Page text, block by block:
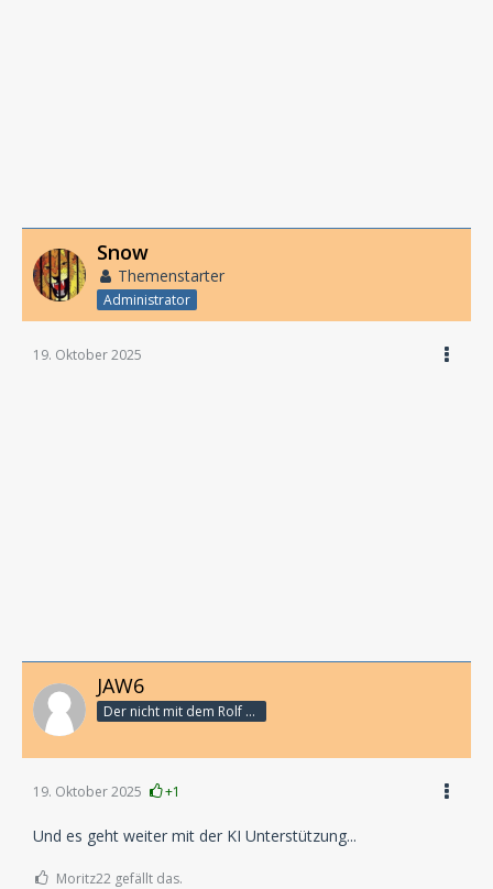
Snow
Themenstarter
Administrator
19. Oktober 2025
JAW6
Der nicht mit dem Rolf schranzt
19. Oktober 2025 +1
Und es geht weiter mit der KI Unterstützung...
Moritz22 gefällt das.